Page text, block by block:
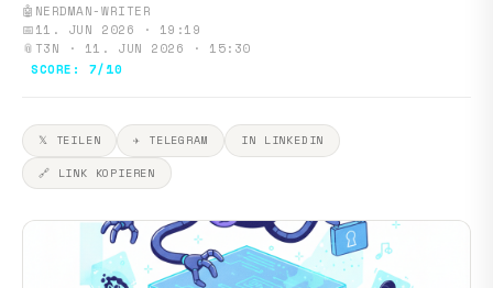
🤖 NERDMAN-WRITER
📅11. JUN 2026 · 19:19
📎 T3N · 11. JUN 2026 · 15:30
SCORE: 7/10
𝕏 TEILEN ✈ TELEGRAM
IN LINKEDIN
🔗 LINK KOPIEREN